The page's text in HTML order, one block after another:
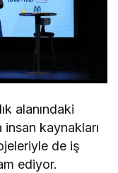
alanındaki
insan kaynakları
de iş
ediyor.